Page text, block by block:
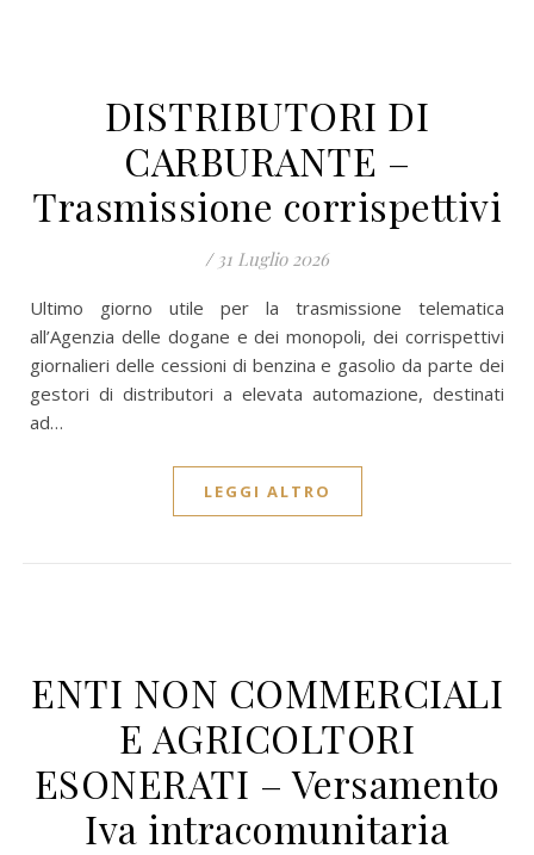
DISTRIBUTORI DI
CARBURANTE –
Trasmissione corrispettivi
/ 31 Luglio 2026
Ultimo giorno utile per la trasmissione telematica
all’Agenzia delle dogane e dei monopoli, dei corrispettivi
giornalieri delle cessioni di benzina e gasolio da parte dei
gestori di distributori a elevata automazione, destinati
ad…
LEGGI ALTRO
ENTI NON COMMERCIALI
E AGRICOLTORI
ESONERATI – Versamento
Iva intracomunitaria